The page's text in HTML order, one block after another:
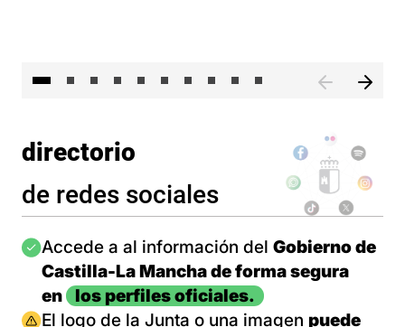
directorio
de redes sociales
Imagen
Accede a al información del Gobierno de
Castilla-La Mancha de forma segura
en
los perfiles oficiales.
Imagen
El logo de la Junta o una imagen puede